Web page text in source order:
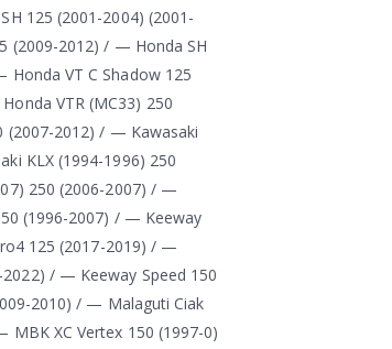
125 (2001-2004) (2001-
(2009-2012) / — Honda SH
VT C Shadow 125
VTR (MC33) 250
(2007-2012) / — Kawasaki
KLX (1994-1996) 250
250 (2006-2007) / —
(1996-2007) / — Keeway
125 (2017-2019) / —
/ — Keeway Speed 150
2010) / — Malaguti Ciak
XC Vertex 150 (1997-0)